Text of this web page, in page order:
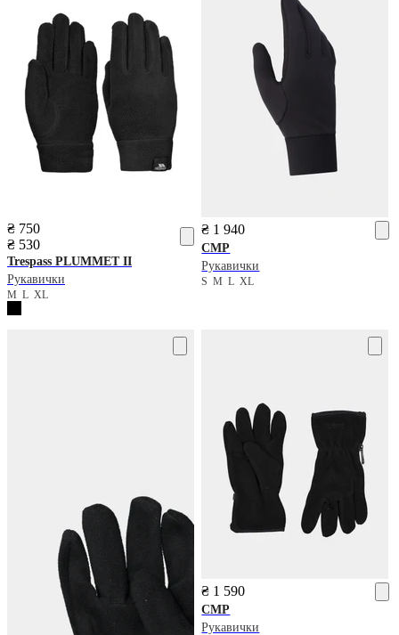
₴ 750
₴ 530
Trespass PLUMMET II
Рукавички
M L XL
₴ 1 940
CMP
Рукавички
SMLXL
₴ 1 590
CMP
Рукавички